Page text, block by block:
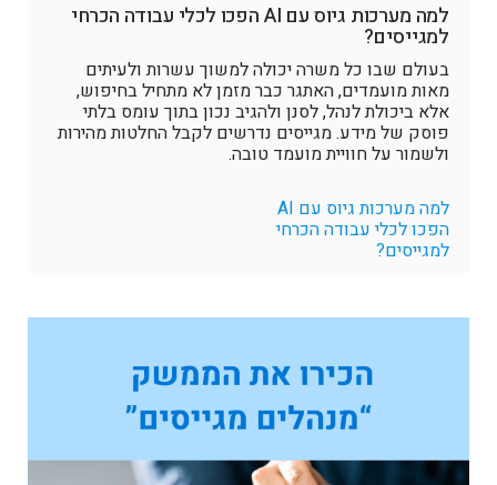
למה מערכות גיוס עם AI הפכו לכלי עבודה הכרחי
למגייסים?
בעולם שבו כל משרה יכולה למשוך עשרות ולעיתים
מאות מועמדים, האתגר כבר מזמן לא מתחיל בחיפוש,
אלא ביכולת לנהל, לסנן ולהגיב נכון בתוך עומס בלתי
פוסק של מידע. מגייסים נדרשים לקבל החלטות מהירות
ולשמור על חוויית מועמד טובה.
למה מערכות גיוס עם AI
הפכו לכלי עבודה הכרחי
למגייסים?